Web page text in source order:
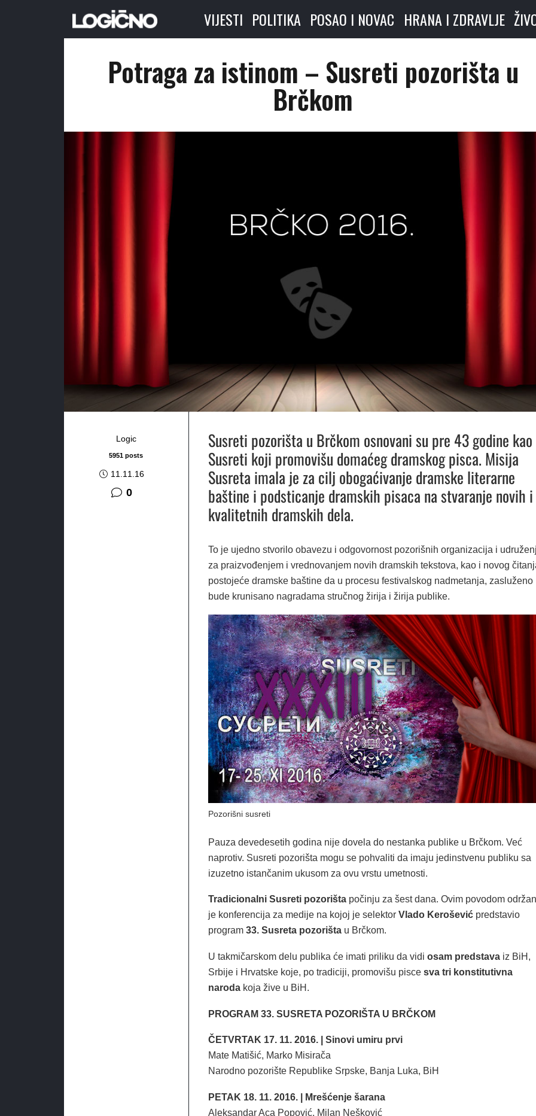
VIJESTI POLITIKA POSAO I NOVAC HRANA I ZDRAVLJE
Potraga za istinom – Susreti pozorišta u
Brčkom
Logic
5951 posts
11.11.16
0
Susreti pozorišta u Brčkom osnovani su pre 43 godine kao
Susreti koji promovišu domaćeg dramskog pisca. Misija
Susreta imala je za cilj obogaćivanje dramske literarne
baštine i podsticanje dramskih pisaca na stvaranje novih i
kvalitetnih dramskih dela.
To je ujedno stvorilo obavezu i odgovornost pozorišnih organizacija i
za praizvođenjem i vrednovanjem novih dramskih tekstova, kao i novog
postojeće dramske baštine da u procesu festivalskog nadmetanja, zasluženo
bude krunisano nagradama stručnog žirija i žirija publike.
Pozorišni susreti
Pauza devedesetih godina nije dovela do nestanka publike u Brčkom. Već
naprotiv. Susreti pozorišta mogu se pohvaliti da imaju jedinstvenu publiku sa
izuzetno istančanim ukusom za ovu vrstu umetnosti.
Tradicionalni Susreti pozorištapočinju za šest dana. Ovim povodom
je konferencija za medije na kojoj je selektor Vlado Keroševićpredstavio
program33. Susreta pozorištau Brčkom.
U takmičarskom delu publika će imati priliku da vidi osam predstavaiz BiH,
Srbije i Hrvatske koje, po tradiciji, promovišu pisce sva tri konstitutivna
narodakoja žive u BiH.
PROGRAM 33. SUSRETA POZORIŠTA U BRČKOM
ČETVRTAK 17. 11. 2016. | Sinovi umiru prvi
Mate Matišić, Marko Misirača
Narodno pozorište Republike Srpske, Banja Luka, BiH
PETAK 18. 11. 2016. | Mrešćenje šarana
Aleksandar Aca Popović, Milan Nešković